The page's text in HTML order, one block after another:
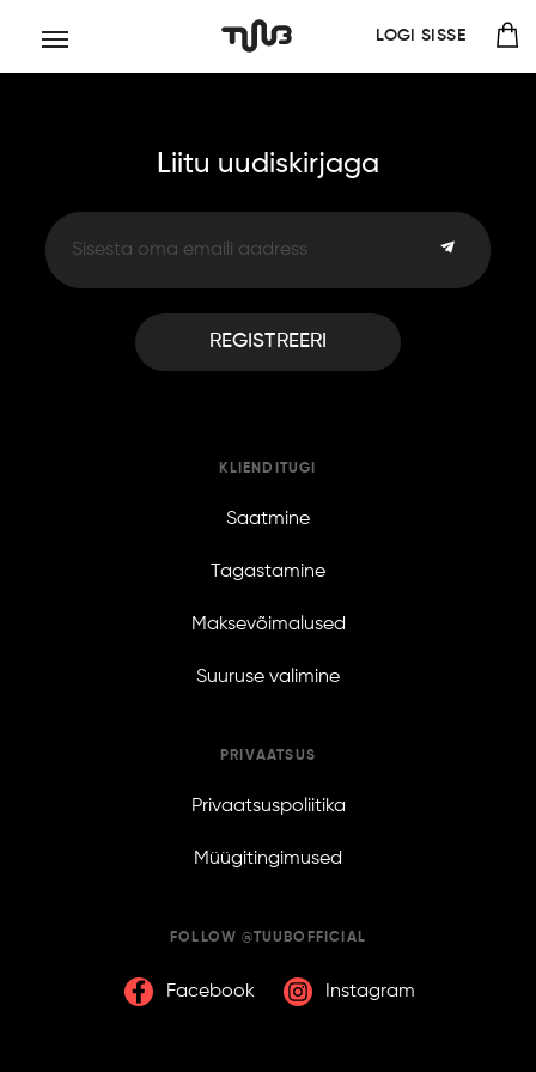
LOGI SISSE
Liitu uudiskirjaga
REGISTREERI
KLIENDITUGI
Saatmine
Tagastamine
Maksevõimalused
Suuruse valimine
PRIVAATSUS
Privaatsuspoliitika
Müügitingimused
FOLLOW @TUUBOFFICIAL
Facebook Instagram